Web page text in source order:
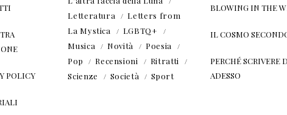
POLICY
Letteratura
Letters from
La Mystica
LGBTQ+
Musica
Novità
Poesia
Pop
Recensioni
Ritratti
Scienze
Società Sport
BLOWING IN THE
IL COSMO
PERCHÉ SCRIVERE
ADESSO